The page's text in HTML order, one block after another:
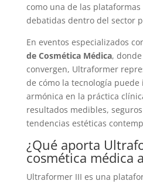
como una de las plataformas
debatidas dentro del sector
En eventos especializados
de Cosmética Médica,
convergen, Ultraformer
de cómo la tecnología
armónica en la práctica
resultados medibles,
tendencias estéticas
¿Qué aporta
cosmética médica
Ultraformer III es una